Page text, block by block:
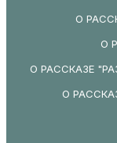
О
О
О РАССКАЗЕ
О